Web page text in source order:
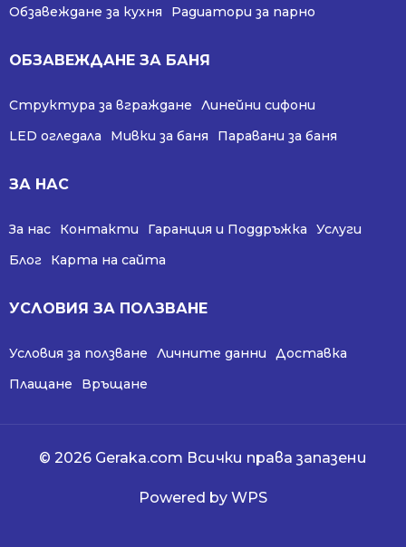
Обзавеждане за кухня
Радиатори за парно
ОБЗАВЕЖДАНЕ ЗА БАНЯ
Структура за вграждане
Линейни сифони
LED огледала
Мивки за баня Паравани за баня
ЗА НАС
За нас Контакти Гаранция и Поддръжка
Услуги
Блог
Карта на сайта
УСЛОВИЯ ЗА ПОЛЗВАНЕ
Условия за ползване Личните данни
Доставка
Плащане
Връщане
© 2026 Geraka.com Всички права запазени
Powered by WPS